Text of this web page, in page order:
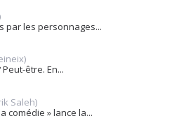
par les personnages...
être. En...
Saleh)
comédie » lance la...